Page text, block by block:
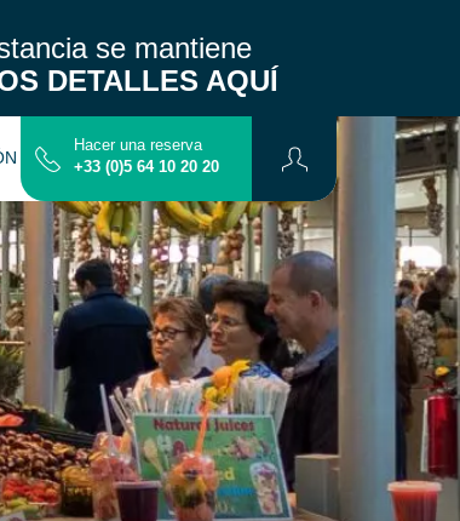
se mantiene
DETALLES AQUÍ
PRÁCTICA CONTACTO
Hacer una reserva
+33 (0)5 64 10 20 20